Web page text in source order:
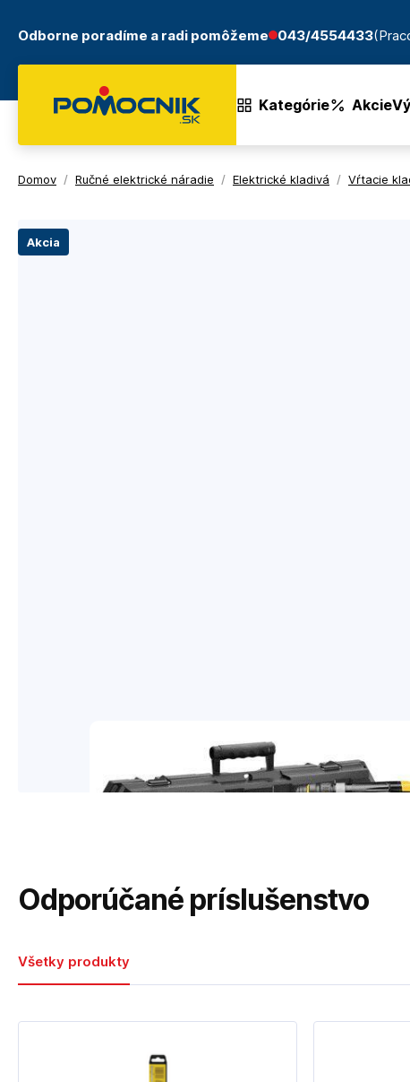
Odborne poradíme a radi pomôžeme 043/4554433
Kategórie Akcie
Domov / Ručné elektrické náradie / Elektrické kladivá / Vŕtacie
Akcia
Odporúčané príslušenstvo
Všetky produkty